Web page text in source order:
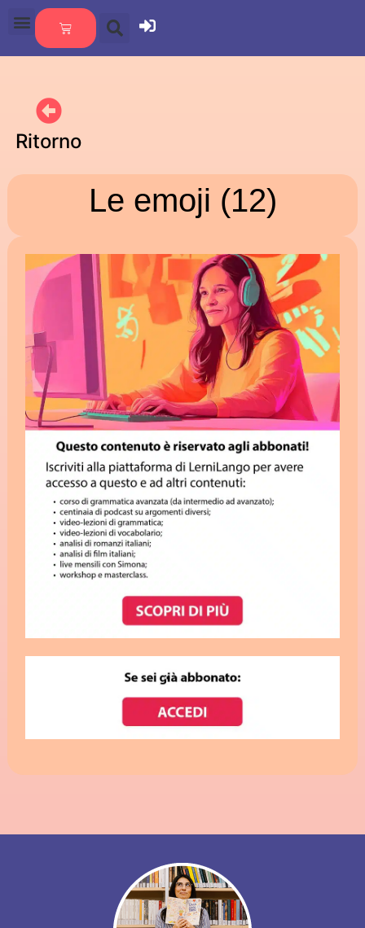
Ritorno
Le emoji (12)